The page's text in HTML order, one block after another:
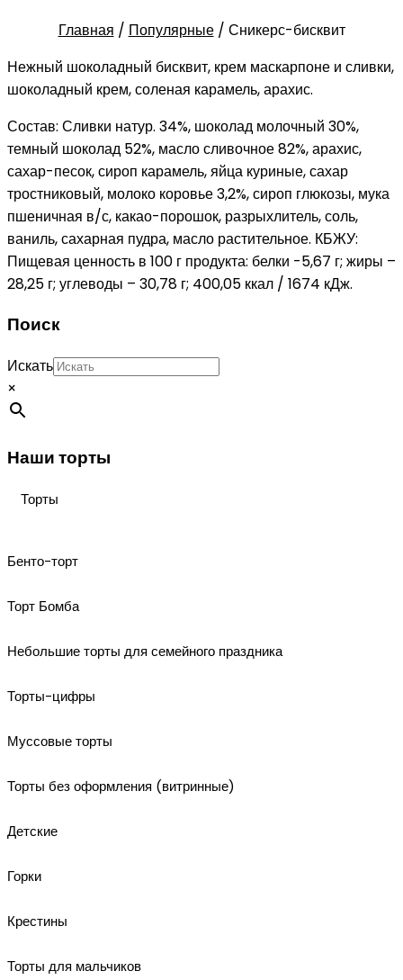
Главная / Популярные/ Сникерс-бисквит
Нежный шоколадный бисквит, крем маскарпоне и сливки,
шоколадный крем, соленая карамель, арахис.
Состав: Сливки натур. 34%, шоколад молочный 30%,
темный шоколад 52%, масло сливочное 82%, арахис,
сахар-песок, сироп карамель, яйца куриные, сахар
тростниковый, молоко коровье 3,2%, сироп глюкозы, мука
пшеничная в/с, какао-порошок, разрыхлитель, соль,
ваниль, сахарная пудра, масло растительное. КБЖУ:
Пищевая ценность в 100 г продукта: белки -5,67 г; жиры –
28,25 г; углеводы – 30,78 г; 400,05 ккал / 1674 кДж.
Поиск
Искать
×
Наши торты
Торты
Бенто-торт
Торт Бомба
Небольшие торты для семейного праздника
Торты-цифры
Муссовые торты
Торты без оформления (витринные)
Детские
Горки
Крестины
Торты для мальчиков